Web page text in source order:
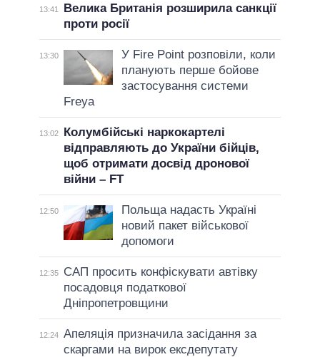
13:41
Велика Британія розширила санкції
проти росії
13:30
У Fire Point розповіли, коли
планують перше бойове
застосування системи
Freya
13:02
Колумбійські наркокартелі
відправляють до України бійців,
щоб отримати досвід дронової
війни – FT
12:50
Польща надасть Україні
новий пакет військової
допомоги
12:35
САП просить конфіскувати автівку
посадовця податкової
Дніпропетровщини
12:24 Апеляція призначила засідання за
скаргами на вирок ексдепутату